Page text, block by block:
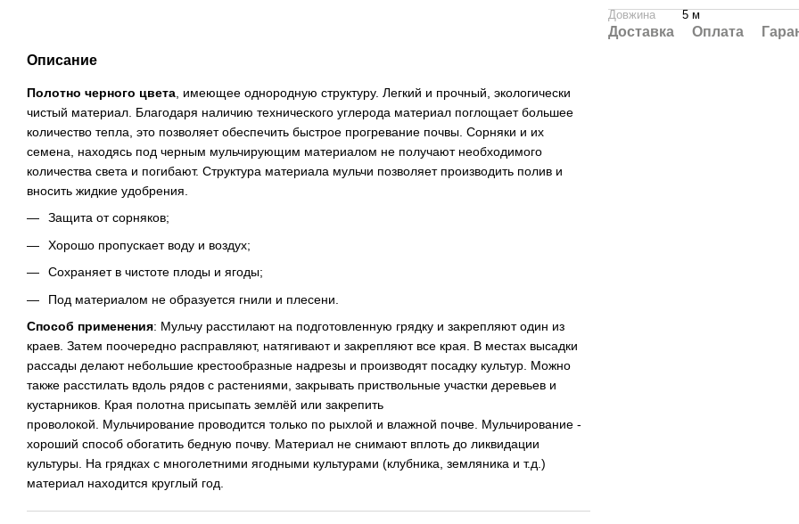
Описание
Полотно черного цвета , имеющее однородную структуру. Легкий и прочный, экологически
чистый материал. Благодаря наличию технического углерода материал поглощает большее
количество тепла, это позволяет обеспечить быстрое прогревание почвы. Сорняки и их
семена, находясь под черным мульчирующим материалом не получают необходимого
количества света и погибают. Структура материала мульчи позволяет производить полив и
вносить жидкие удобрения.
Защита от сорняков;
Хорошо пропускает воду и воздух;
Сохраняет в чистоте плоды и ягоды;
Под материалом не образуется гнили и плесени.
Способ применения: Мульчу расстилают на подготовленную грядку и закрепляют один из
краев. Затем поочередно расправляют, натягивают и закрепляют все края. В местах высадки
рассады делают небольшие крестообразные надрезы и производят посадку культур. Можно
также расстилать вдоль рядов с растениями, закрывать приствольные участки деревьев и
кустарников. Края полотна присыпать землёй или закрепить
проволокой. Мульчирование проводится только по рыхлой и влажной почве. Мульчирование -
хороший способ обогатить бедную почву. Материал не снимают вплоть до ликвидации
культуры. На грядках с многолетними ягодными культурами (клубника, земляника и т.д.)
материал находится круглый год.
Довжина
5 м
Доставка Оплата